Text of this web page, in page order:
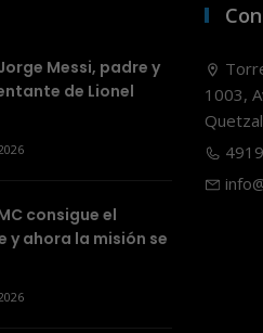
Messi, padre y
de Lionel
consigue el
y ahora la misión se
1003,